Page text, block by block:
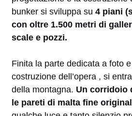
bunker si sviluppa su 4 piani
con oltre 1.500 metri di
scale e pozzi.
Finita la parte dedicata a foto
costruzione dell’opera , si
della montagna. Un corridoio
le pareti di malta fine